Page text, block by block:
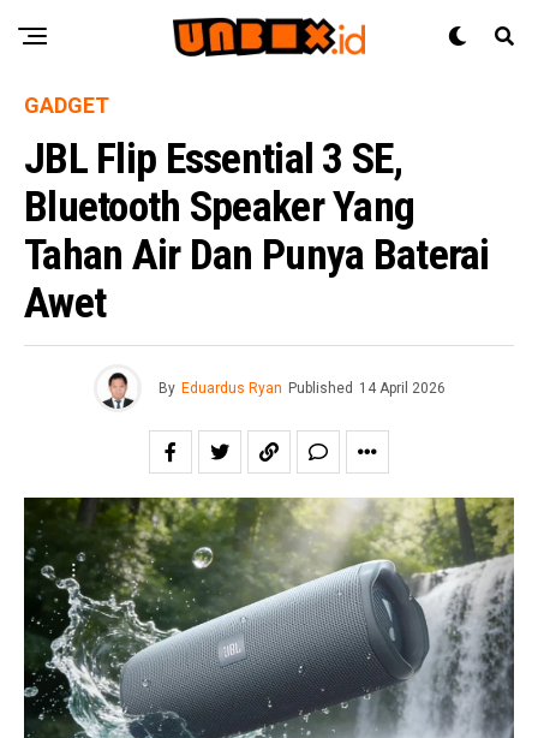
GADGET
JBL Flip Essential 3 SE,
Bluetooth Speaker Yang
Tahan Air Dan Punya Baterai
Awet
By Eduardus Ryan Published 14 April 2026